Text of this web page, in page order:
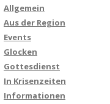
Allgemein
Aus der Region
Events
Glocken
Gottesdienst
In Krisenzeiten
Informationen